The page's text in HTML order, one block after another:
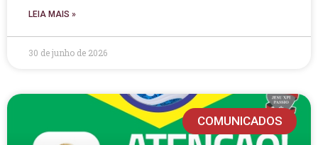
LEIA MAIS »
30 de junho de 2026
COMUNICADOS